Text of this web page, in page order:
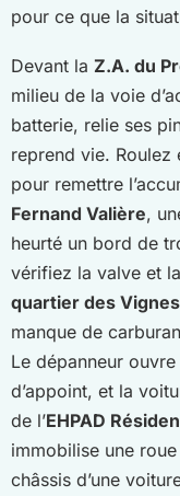
pour ce que la
Devant la Z.A. du
milieu de la voie
batterie, relie ses
reprend vie. Roulez
pour remettre
Fernand Valière,
heurté un bord de
vérifiez la valve et
quartier des
manque de
Le dépanneur
d’appoint, et la
de l’EHPAD
immobilise une
châssis d’une